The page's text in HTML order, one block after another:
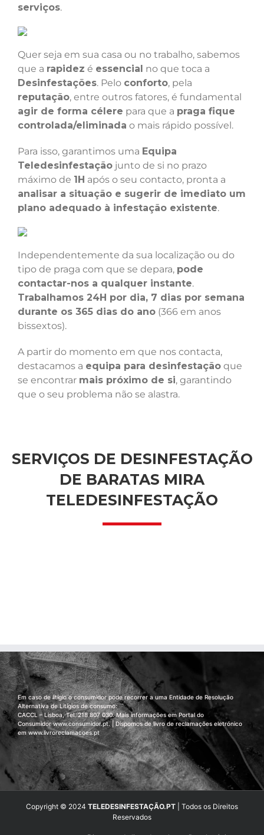
serviços.
Quer seja em sua casa ou no trabalho, sabemos
que a rapidez é essencial no que toca a
Desinfestações. Pelo conforto, pela
reputação, entre outros fatores, é fundamental
agir de forma célere para que a praga fique
controlada/eliminada o mais rápido possível.
Para isso, garantimos uma Equipa
Teledesinfestação junto de si no prazo
máximo de 1H após o seu contacto, pronta a
analisar a situação e sugerir de imediato um
plano adequado à infestação existente.
Independentemente da sua localização ou do
tipo de praga com que se depara, pode
contactar-nos a qualquer instante.
Trabalhamos 24H por dia, 7 dias por semana
durante os 365 dias do ano (366 em anos
bissextos).
A partir do momento em que nos contacta,
destacamos a equipa para desinfestação que
se encontrar mais próximo de si, garantindo
que o seu problema não se alastra.
SERVIÇOS DE DESINFESTAÇÃO
DE BARATAS MIRA
TELEDESINFESTAÇÃO
Em caso de litígio o consumidor pode recorrer a uma Entidade de Resolução
Alternativa de Litígios de consumo:
CACCL – Lisboa, Tel.:218 807 030. Mais informações em Portal do
Consumidorwww.consumidor.pt. | Dispomos de livro de reclamações eletrónico
emwww.livroreclamacoes.pt
Copyright © 2024 TELEDESINFESTAÇÃO.PT | Todos os Direitos
Reservados